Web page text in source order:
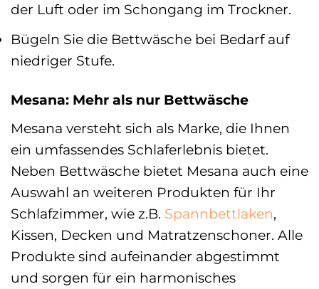
der Luft oder im Schongang im Trockner.
Bügeln Sie die Bettwäsche bei Bedarf auf
niedriger Stufe.
Mesana: Mehr als nur Bettwäsche
Mesana versteht sich als Marke, die Ihnen
ein umfassendes Schlaferlebnis bietet.
Neben Bettwäsche bietet Mesana auch eine
Auswahl an weiteren Produkten für Ihr
Schlafzimmer, wie z.B. Spannbettlaken,
Kissen, Decken und Matratzenschoner. Alle
Produkte sind aufeinander abgestimmt
und sorgen für ein harmonisches